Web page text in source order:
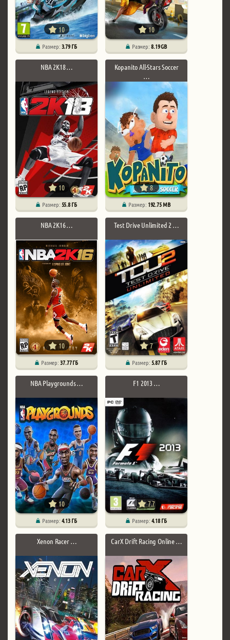
10
Размер:3.79 ГБ
10
Размер:8.19 GB
NBA 2K18 …
10
Размер:55.8 ГБ
Kopanito All-Stars Soccer
…
8
Размер: 192.75 MB
NBA 2K16 …
10
Размер:37.77 ГБ
Test Drive Unlimited 2 …
7
Размер:5.87 ГБ
NBA Playgrounds …
10
Размер:4.13 ГБ
F1 2013 …
7.7
Размер:4.18 ГБ
Xenon Racer … CarX Drift Racing Online …